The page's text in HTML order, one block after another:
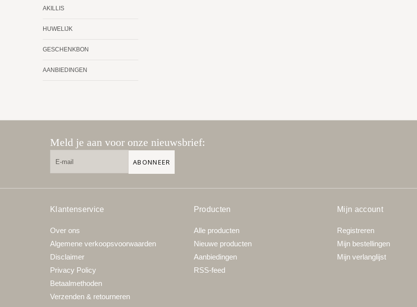
AKILLIS
HUWELIJK
GESCHENKBON
AANBIEDINGEN
Meld je aan voor onze nieuwsbrief:
ABONNEER
Klantenservice
Over ons
Algemene verkoopsvoorwaarden
Disclaimer
Privacy Policy
Betaalmethoden
Verzenden & retourneren
Producten
Alle producten
Nieuwe producten
Aanbiedingen
RSS-feed
Mijn account
Registreren
Mijn bestellingen
Mijn verlanglijst